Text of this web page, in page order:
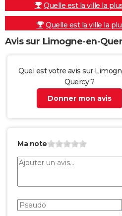
Quelle est la ville la
Quelle est la ville la
Avis sur Limogne-en-
Quel est votre avis sur
Quercy ?
Donner mon avis
Ma note